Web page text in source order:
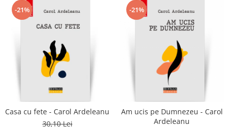
-21%
Casa cu fete - Carol Ardeleanu
30,10 Lei
-21%
Am ucis pe Dumnezeu - Carol
Ardeleanu